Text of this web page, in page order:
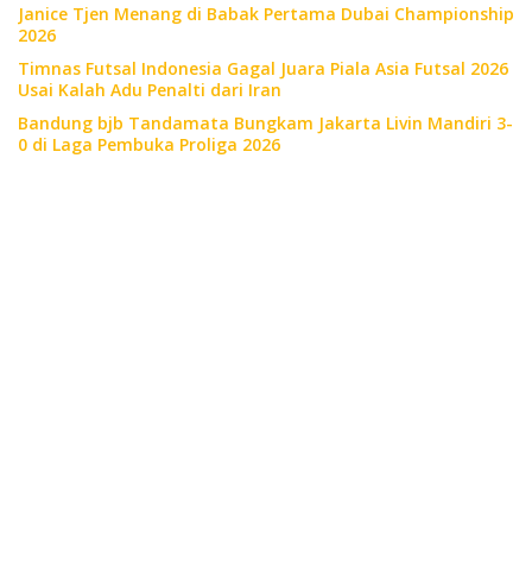
Janice Tjen Menang di Babak Pertama Dubai Championship
2026
Timnas Futsal Indonesia Gagal Juara Piala Asia Futsal 2026
Usai Kalah Adu Penalti dari Iran
Bandung bjb Tandamata Bungkam Jakarta Livin Mandiri 3-
0 di Laga Pembuka Proliga 2026